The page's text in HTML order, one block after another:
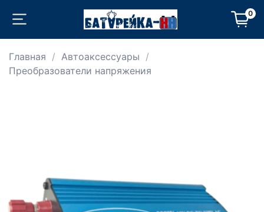
0
Главная
Автоаксессуары
Преобразователи напряжения